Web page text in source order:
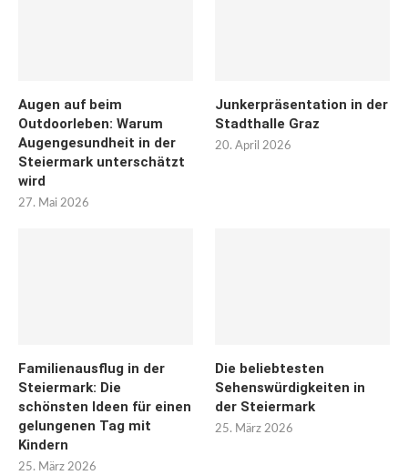
Augen auf beim
Outdoorleben: Warum
Augengesundheit in der
Steiermark unterschätzt
wird
27. Mai 2026
Junkerpräsentation in der
Stadthalle Graz
20. April 2026
Familienausflug in der
Steiermark: Die
schönsten Ideen für einen
gelungenen Tag mit
Kindern
25. März 2026
Die beliebtesten
Sehenswürdigkeiten in
der Steiermark
25. März 2026